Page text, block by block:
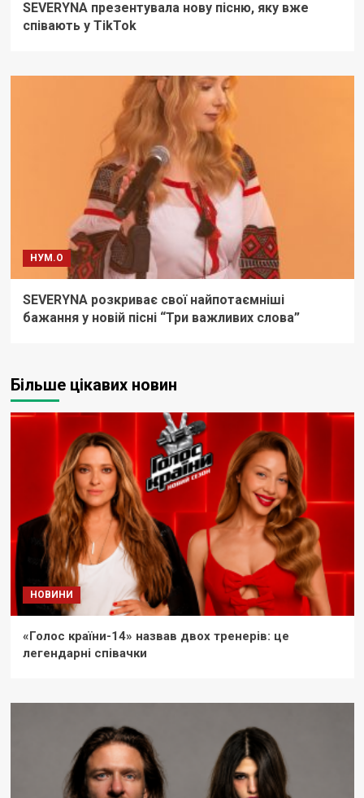
SEVERYNA презентувала нову пісню, яку вже
співають у TikTok
НУМ.О
SEVERYNA розкриває свої найпотаємніші
бажання у новій пісні “Три важливих слова”
Більше цікавих новин
НОВИНИ
«Голос країни-14» назвав двох тренерів: це
легендарні співачки